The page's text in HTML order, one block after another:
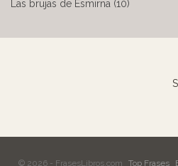
Las brujas de Esmirna (10)
© 2026 - FrasesLibros.com Top Frases